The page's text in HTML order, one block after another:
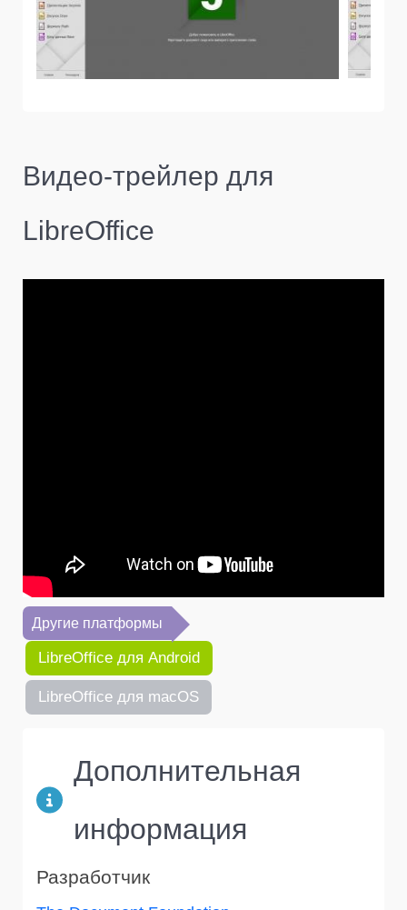
Видео-трейлер для
LibreOffice
Другие платформы
LibreOffice для Android
LibreOffice для macOS
Дополнительная
информация
Разработчик